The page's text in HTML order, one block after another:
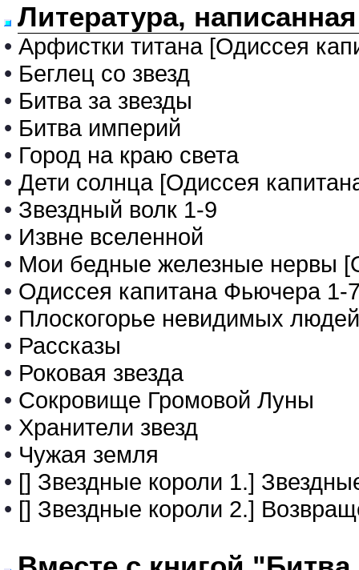
Литература,
• Арфистки титана [Одиссея
• Беглец со звезд
• Битва за звезды
• Битва империй
• Город на краю света
• Дети солнца [Одиссея
• Звездный волк 1-9
• Извне вселенной
• Мои бедные железные нервы
• Одиссея капитана Фьючера 1-
• Плоскогорье невидимых людей
• Рассказы
• Роковая звезда
• Сокровище Громовой Луны
• Хранители звезд
• Чужая земля
• [] Звездные короли 1.]
• [] Звездные короли 2.]